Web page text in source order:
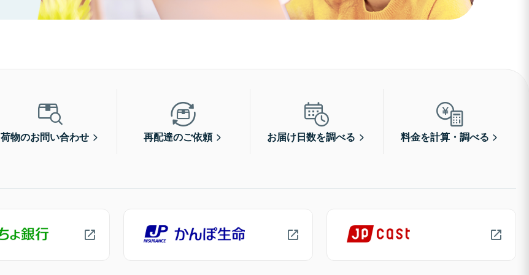
荷物のお問い合わせ 再配達のご依頼 お届け日数を調べる 料金を計算・調べる